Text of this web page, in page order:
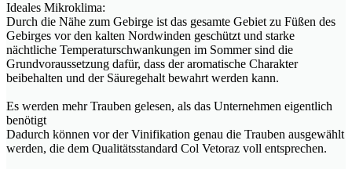
Ideales Mikroklima:
Durch die Nähe zum Gebirge ist das gesamte Gebiet zu Füßen des
Gebirges vor den kalten Nordwinden geschützt und starke
nächtliche Temperaturschwankungen im Sommer sind die
Grundvoraussetzung dafür, dass der aromatische Charakter
beibehalten und der Säuregehalt bewahrt werden kann.
Es werden mehr Trauben gelesen, als das Unternehmen eigentlich
benötigt
Dadurch können vor der Vinifikation genau die Trauben ausgewählt
werden, die dem Qualitätsstandard Col Vetoraz voll entsprechen.